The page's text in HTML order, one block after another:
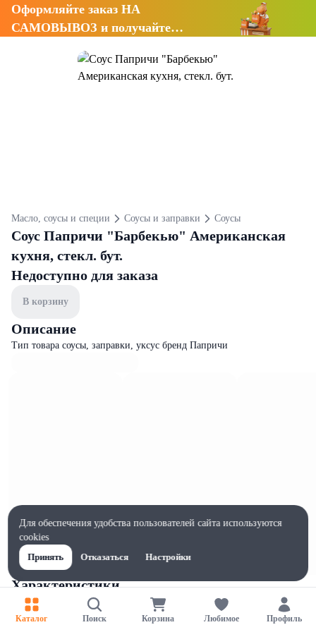
Оформляйте заказ НА
САМОВЫВОЗ и получайте
Масло, соусы и специи Соусы и заправки Соусы
Соус Папричи "Барбекью" Американская
кухня, стекл. бут.
Недоступно для заказа
В корзину
Описание
Тип товара соусы, заправки, уксус бренд Папричи
Характеристики
Жиры на 100г, г
0Каталог Поиск Корзина Любимое Профиль
Для обеспечения удобства пользователей сайта используются
cookies
Принять
Отказаться Настройки